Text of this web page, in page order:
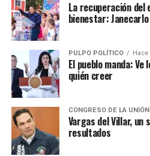
La recuperación del
bienestar: Janecarlo
PULPO POLÍTICO
El pueblo manda:
quién creer
CONGRESO DE LA UNIÓN
Vargas del Villar, un
resultados